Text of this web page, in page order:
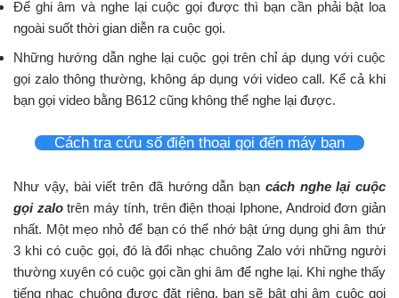
Để ghi âm và nghe lại cuộc gọi được thì bạn cần phải bật loa
ngoài suốt thời gian diễn ra cuộc gọi.
Những hướng dẫn nghe lại cuộc gọi trên chỉ áp dụng với cuộc
gọi zalo thông thường, không áp dụng với video call. Kể cả khi
bạn gọi video bằng B612 cũng không thể nghe lại được.
Cách tra cứu số điện thoại gọi đến máy bạn
Như vậy, bài viết trên đã hướng dẫn bạn cách nghe lại cuộc
gọi zalotrên máy tính, trên điện thoại Iphone, Android đơn giản
nhất. Một mẹo nhỏ để bạn có thể nhớ bật ứng dụng ghi âm thứ
3 khi có cuộc gọi, đó là đổi nhạc chuông Zalo với những người
thường xuyên có cuộc gọi cần ghi âm để nghe lại. Khi nghe thấy
tiếng nhạc chuông được đặt riêng, bạn sẽ bật ghi âm cuộc gọi